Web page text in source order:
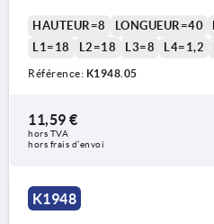
HAUTEUR=8 LONGUEUR=40
L1=18
L2=18 L3=8 L4=1,2
Référence: K1948.05
11,59 €
hors TVA
hors frais d’envoi
K1948